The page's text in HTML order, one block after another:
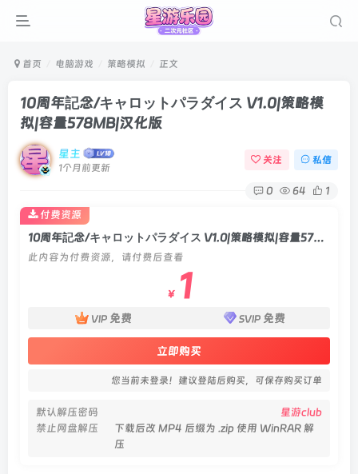
首页 电脑游戏 策略模拟 正文
10周年記念/キャロットパラダイス V1.0|策略模
拟|容量578MB|汉化版
星主
1个月前更新
关注 私信
0 64 1
10周年記念/キャロットパラダイス V1.0|策略模拟|容量578MB|汉化版
此内容为付费资源，请付费后查看
￥ 1
VIP 免费 SVIP 免费
立即购买
您当前未登录！建议登陆后购买，可保存购买订单
默认解压密码
星游club
禁止网盘解压
下载后改 MP4 后缀为 .zip 使用 WinRAR 解
压
付费资源